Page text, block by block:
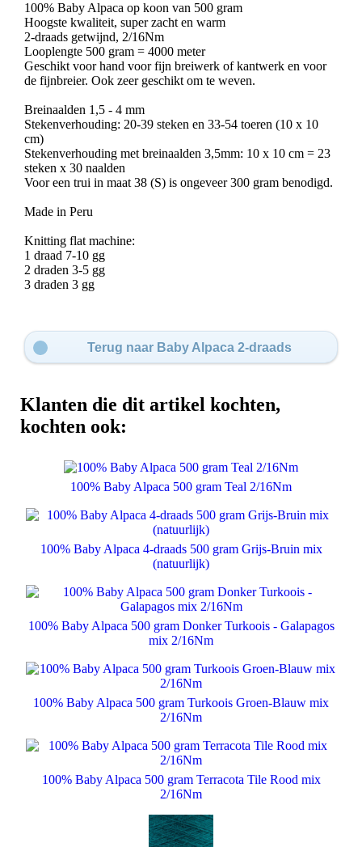
100% Baby Alpaca op koon van 500 gram
Hoogste kwaliteit, super zacht en warm
2-draads getwijnd, 2/16Nm
Looplengte 500 gram = 4000 meter
Geschikt voor hand voor fijn breiwerk of kantwerk en voor
de fijnbreier. Ook zeer geschikt om te weven.
Breinaalden 1,5 - 4 mm
Stekenverhouding: 20-39 steken en 33-54 toeren (10 x 10
cm)
Stekenverhouding met breinaalden 3,5mm: 10 x 10 cm = 23
steken x 30 naalden
Voor een trui in maat 38 (S) is ongeveer 300 gram benodigd.
Made in Peru
Knitting flat machine:
1 draad 7-10 gg
2 draden 3-5 gg
3 draden 3 gg
Terug naar Baby Alpaca 2-draads
Klanten die dit artikel kochten,
kochten ook:
100% Baby Alpaca 500 gram Teal 2/16Nm
100% Baby Alpaca 4-draads 500 gram Grijs-Bruin mix
(natuurlijk)
100% Baby Alpaca 500 gram Donker Turkoois - Galapagos
mix 2/16Nm
100% Baby Alpaca 500 gram Turkoois Groen-Blauw mix
2/16Nm
100% Baby Alpaca 500 gram Terracota Tile Rood mix
2/16Nm